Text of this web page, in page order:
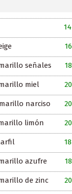
señales
miel
narciso
limón
azufre
de zinc